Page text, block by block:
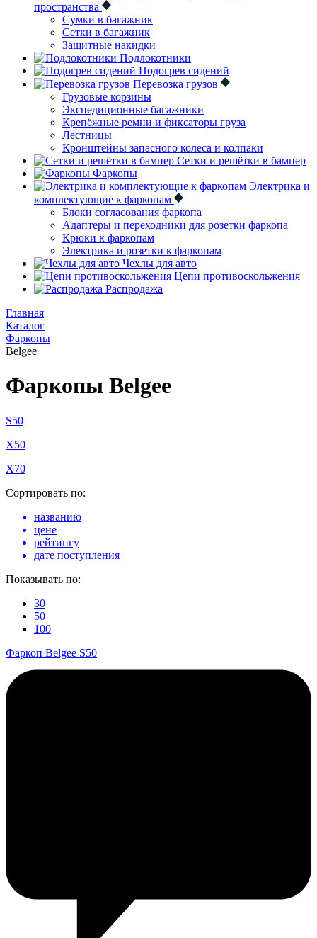
пространства
Сумки в багажник
Сетки в багажник
Защитные накидки
Подлокотники
Подогрев сидений
Перевозка грузов
Грузовые корзины
Экспедиционные багажники
Крепёжные ремни и фиксаторы груза
Лестницы
Кронштейны запасного колеса и колпаки
Сетки и решётки в бампер
Фаркопы
Электрика и
комплектующие к фаркопам
Блоки согласования фаркопа
Адаптеры и переходники для розетки фаркопа
Крюки к фаркопам
Электрика и розетки к фаркопам
Чехлы для авто
Цепи противоскольжения
Распродажа
Главная
Каталог
Фаркопы
Belgee
Фаркопы Belgee
S50
X50
X70
Сортировать по:
названию
цене
рейтингу
дате поступления
Показывать по:
30
50
100
Фаркоп Belgee S50